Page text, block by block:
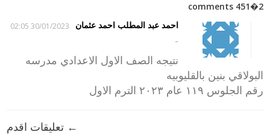
2�451 comments
احمد عبد المطلب احمد عثمان
30/01/2023 02:05
-
نتيجه الصف الاول الاعدادي مدرسه
البولاقي بنين بالقليوبيه
رقم الجلوس ١١٩ عام ٢٠٢٣ الترم الاول
← تعليقات اقدم